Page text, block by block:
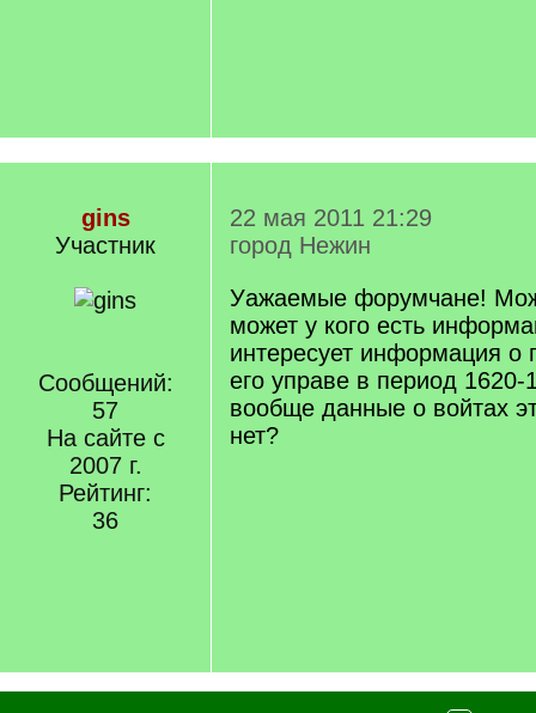
gins
Участник
Сообщений:
57
На сайте с
2007 г.
Рейтинг:
36
22 мая 2011 21:29
город Нежин
Уажаемые форумчане!
может у кого есть
интересует информация о
его управе в период 1620-
вообще данные о войтах
нет?